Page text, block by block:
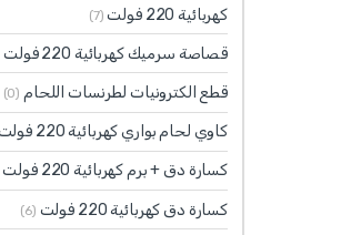
كهربائية 220 فولت
(7)
قصاصة سرميك كهربائية 220 فولت
قطع الكترونيات لطرنسات اللحام (0)
كاوي لحام بواري كهربائية 220 فولت
كسارة دق + برم كهربائية 220 فولت
كسارة دق كهربائية 220 فولت (6)